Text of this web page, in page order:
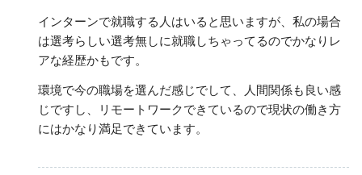
インターンで就職する人はいると思いますが、私の場合
は選考らしい選考無しに就職しちゃってるのでかなりレ
アな経歴かもです。
環境で今の職場を選んだ感じでして、人間関係も良い感
じですし、リモートワークできているので現状の働き方
にはかなり満足できています。